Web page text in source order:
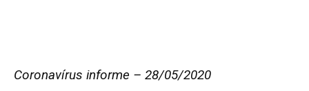
Coronavírus informe – 28/05/2020